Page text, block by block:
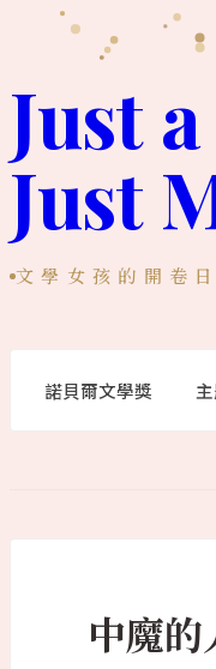
要
內
容
Just
Just
文學女孩的開卷
諾貝爾文學獎
中魔